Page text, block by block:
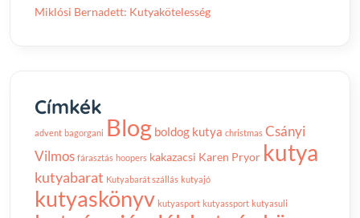
Miklósi Bernadett: Kutyakötelesség
Címkék
advent bagorgani Blog boldog kutya christmas Csányi
Vilmos fárasztás hoopers kakazacsi Karen Pryor kutya
kutyabarat Kutyabarát szállás kutyajó
kutyaskönyv kutyasport kutyassport kutyasuli